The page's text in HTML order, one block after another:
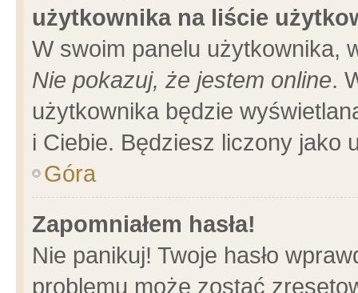
użytkownika na liście
W swoim panelu użytkownika,
Nie pokazuj, że jestem online.
użytkownika będzie
i Ciebie. Będziesz liczony jako
Góra
Zapomniałem hasła!
Nie panikuj! Twoje hasło
problemu może zostać